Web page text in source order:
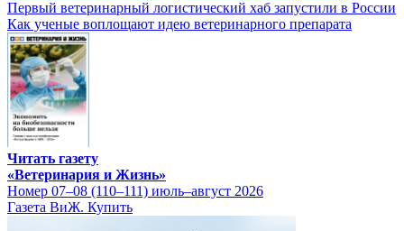
Первый ветеринарный логистический хаб запустили в России
Как ученые воплощают идею ветеринарного препарата
Читать газету
«Ветеринария и Жизнь»
Номер 07–08 (110–111) июль–август 2026
Газета ВиЖ. Купить